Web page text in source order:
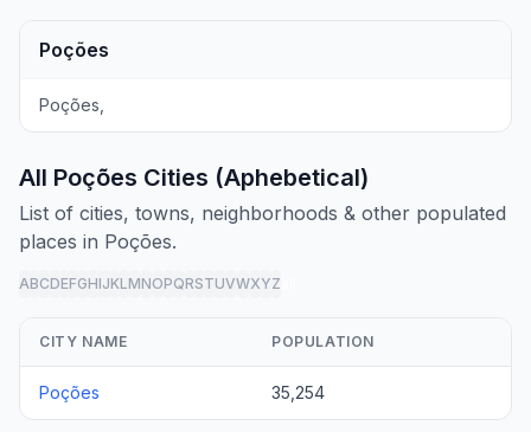
Poções
Poções,
All Poções Cities (Aphebetical)
List of cities, towns, neighborhoods & other populated
places in Poções.
ABCDEFGHIJKLMNOPQRSTUVWXYZ
CITY NAME POPULATION
Poções 35,254